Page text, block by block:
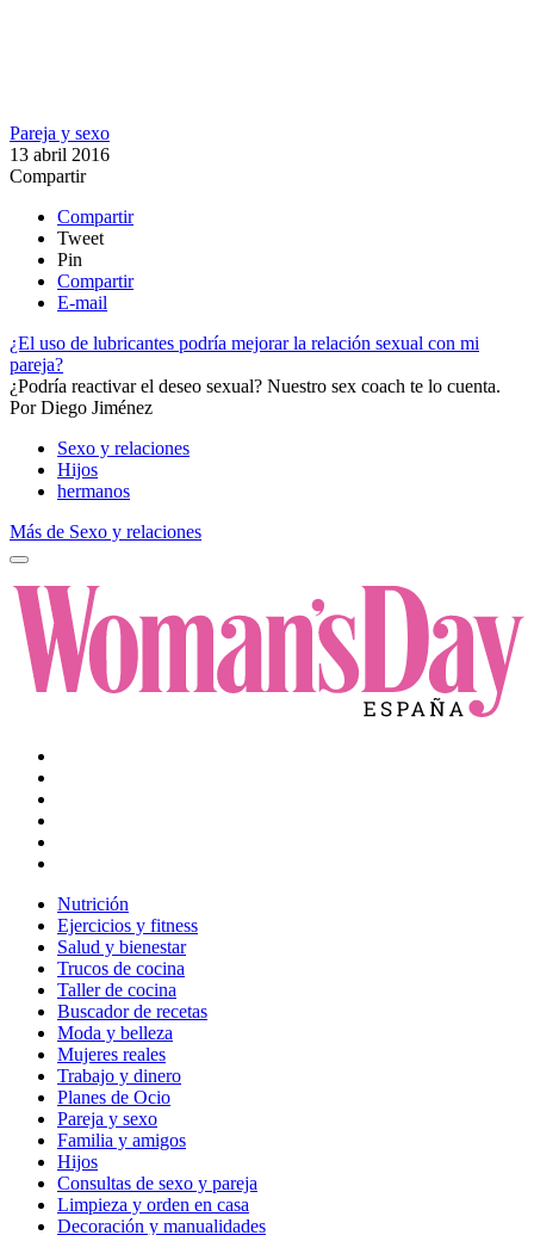
Pareja y sexo
13 abril 2016
Compartir
Compartir
Tweet
Pin
Compartir
E-mail
¿El uso de lubricantes podría mejorar la relación sexual con mi
pareja?
¿Podría reactivar el deseo sexual? Nuestro sex coach te lo cuenta.​
PorDiego Jiménez
Sexo y relaciones
Hijos
hermanos
Más de Sexo y relaciones
Nutrición
Ejercicios y fitness
Salud y bienestar
Trucos de cocina
Taller de cocina
Buscador de recetas
Moda y belleza
Mujeres reales
Trabajo y dinero
Planes de Ocio
Pareja y sexo
Familia y amigos
Hijos
Consultas de sexo y pareja
Limpieza y orden en casa
Decoración y manualidades